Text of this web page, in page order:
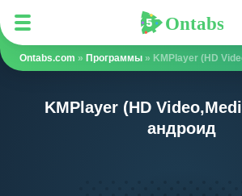
Ontabs
Ontabs.com » Программы » KMPlayer (HD
KMPlayer (HD
андроид